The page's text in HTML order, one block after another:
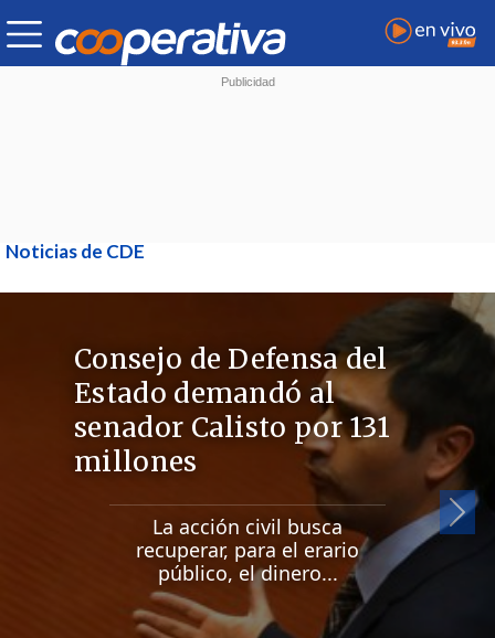
Noticias de CDE
Consejo de Defensa del
Estado demandó al
senador Calisto por 131
millones
La acción civil busca
recuperar, para el erario
público, el dinero...